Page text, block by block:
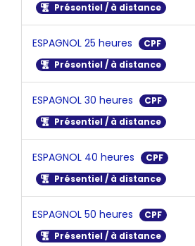
Présentiel / à distance
ESPAGNOL 25 heures
CPF
Présentiel / à distance
ESPAGNOL 30 heures
CPF
Présentiel / à distance
ESPAGNOL 40 heures
CPF
Présentiel / à distance
ESPAGNOL 50 heures
CPF
Présentiel / à distance